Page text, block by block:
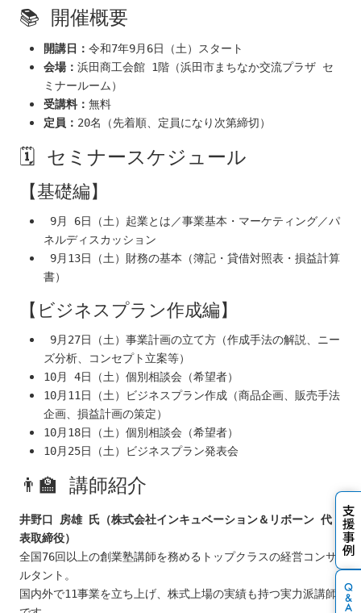
📚 開催概要
開講日： 令和7年9月6日（土）スタート
会場： 浜田商工会館 1階（浜田市まちなか交流プラザ セ
ミナールーム）
受講料： 無料
定員： 20名（先着順、定員になり次第締切）
🗓 セミナースケジュール
【基礎編】
9月 6日（土）起業とは／事業基本・マーケティング／パ
ネルディスカッション
9月13日（土）財務の基本（簿記・貸借対照表・損益計算
書）
【ビジネスプラン作成編】
9月27日（土）事業計画の立て方（作成手法の解説、ニー
ズ分析、コンセプト立案等）
10月 4日（土）個別相談会（希望者）
10月11日（土）ビジネスプラン作成（商品企画、販売手法
企画、損益計画の策定）
10月18日（土）個別相談会（希望者）
10月25日（土）ビジネスプラン発表会
👨‍🏫 講師紹介
井野口 房雄 氏（株式会社インキュベーション＆リボーン 代
表取締役）
全国76回以上の創業塾講師を務めるトップクラスの経営コンサ
ルタント。
国内外で11事業を立ち上げ、株式上場の実績も持つ実力派講師